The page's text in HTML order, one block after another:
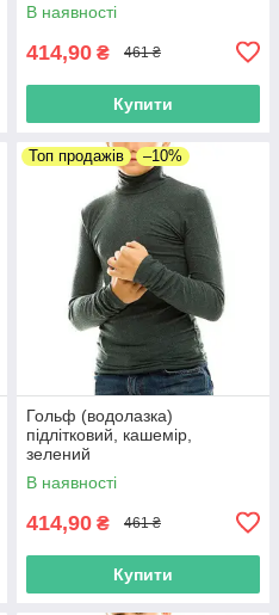
В наявності
414,90 ₴ 461 ₴
Купити
Топ продажів –10%
Гольф (водолазка)
підлітковий, кашемір,
зелений
В наявності
414,90 ₴ 461 ₴
Купити